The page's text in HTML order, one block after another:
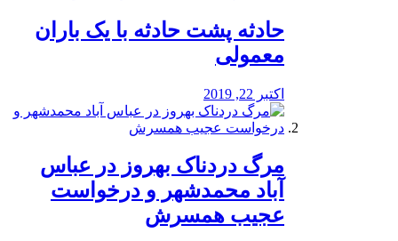
️حادثه پشت حادثه با یک باران
معمولی
اکتبر 22, 2019
مرگ دردناک بهروز در عباس
آباد محمدشهر و درخواست
عجیب همسرش